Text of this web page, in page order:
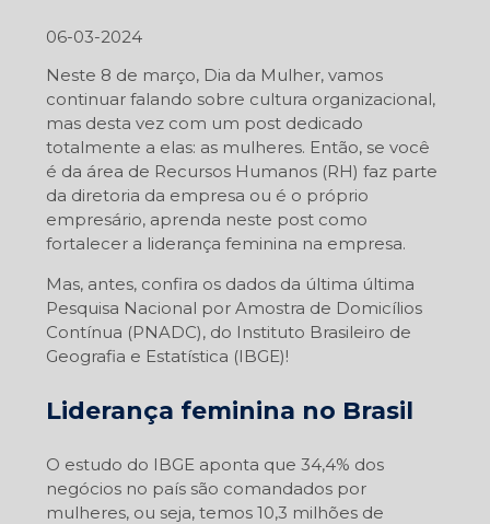
06-03-2024
Neste 8 de março, Dia da Mulher, vamos
continuar falando sobre cultura organizacional,
mas desta vez com um post dedicado
totalmente a elas: as mulheres. Então, se você
é da área de Recursos Humanos (RH) faz parte
da diretoria da empresa ou é o próprio
empresário, aprenda neste post como
fortalecer a liderança feminina na empresa.
Mas, antes, confira os dados da última última
Pesquisa Nacional por Amostra de Domicílios
Contínua (PNADC), do Instituto Brasileiro de
Geografia e Estatística (IBGE)!
Liderança feminina no Brasil
O estudo do IBGE aponta que 34,4% dos
negócios no país são comandados por
mulheres, ou seja, temos 10,3 milhões de